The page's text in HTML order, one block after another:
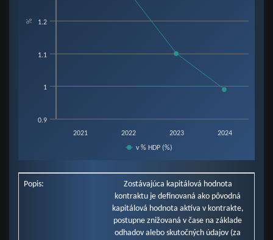
The chart has 1 Y axis displaying %. Data ranges from 0.99 to 1.46.
%
v % HDP (%)
2021 2022 2023 2024
0.9
1
1.1
1.2
Popis:
Zostávajúca kapitálová hodnota
kontraktu je definovaná ako pôvodná
kapitálová hodnota aktíva v kontrakte,
postupne znižovaná v čase na základe
odhadov alebo skutočných údajov (za